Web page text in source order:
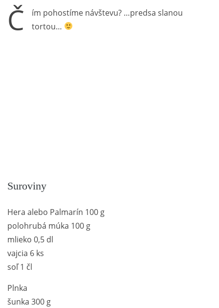
Č
ím pohostíme návštevu? …predsa slanou
tortou…
Suroviny
Hera alebo Palmarín 100 g
polohrubá múka 100 g
mlieko 0,5 dl
vajcia 6 ks
soľ 1 čl
Plnka
šunka 300 g